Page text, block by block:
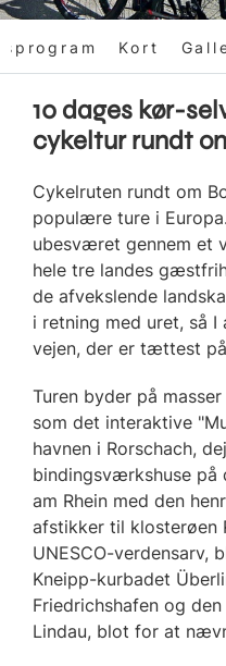
Kort
10 dages kør-
cykeltur rundt
Cykelruten rundt om
populære ture i
ubesværet gennem et
hele tre landes
de afvekslende
i retning med uret, så
vejen, der er tættest
Turen byder på
som det interaktive
havnen i Rorschach,
bindingsværkshuse på
am Rhein med den
afstikker til klosterøen
UNESCO-verdensarv,
Kneipp-kurbadet
Friedrichshafen og
Lindau, blot for at